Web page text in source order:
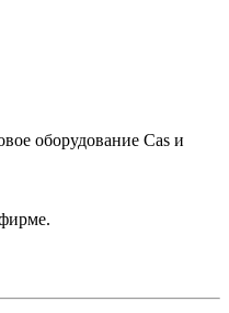
оборудование Cas и